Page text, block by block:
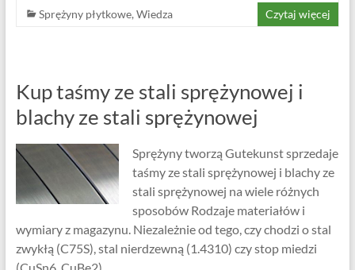
Sprężyny płytkowe, Wiedza Czytaj więcej
Kup taśmy ze stali sprężynowej i
blachy ze stali sprężynowej
Sprężyny tworzą Gutekunst sprzedaje
taśmy ze stali sprężynowej i blachy ze
stali sprężynowej na wiele różnych
sposobów Rodzaje materiałów i
wymiary z magazynu. Niezależnie od tego, czy chodzi o stal
zwykłą (C75S), stal nierdzewną (1.4310) czy stop miedzi